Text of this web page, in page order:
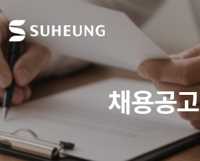
채용공고